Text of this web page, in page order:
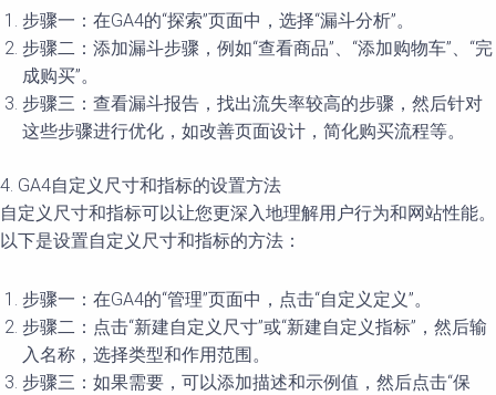
步骤一：在GA4的“探索”页面中，选择“漏斗分析”。
步骤二：添加漏斗步骤，例如“查看商品”、“添加购物车”、“完
成购买”。
步骤三：查看漏斗报告，找出流失率较高的步骤，然后针对
这些步骤进行优化，如改善页面设计，简化购买流程等。
4. GA4自定义尺寸和指标的设置方法
自定义尺寸和指标可以让您更深入地理解用户行为和网站性能。
以下是设置自定义尺寸和指标的方法：
步骤一：在GA4的“管理”页面中，点击“自定义定义”。
步骤二：点击“新建自定义尺寸”或“新建自定义指标”，然后输
入名称，选择类型和作用范围。
步骤三：如果需要，可以添加描述和示例值，然后点击“保